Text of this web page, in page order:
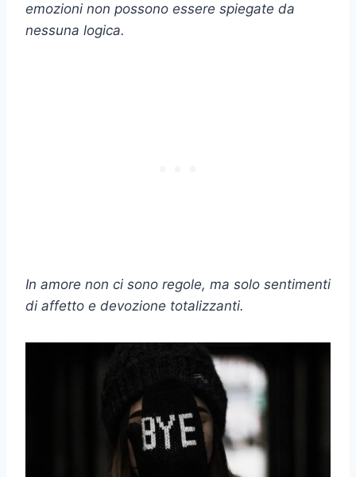
emozioni non possono essere spiegate da
nessuna logica.
In amore non ci sono regole, ma solo sentimenti
di affetto e devozione totalizzanti.